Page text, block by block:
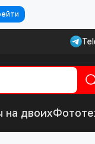
на двоих